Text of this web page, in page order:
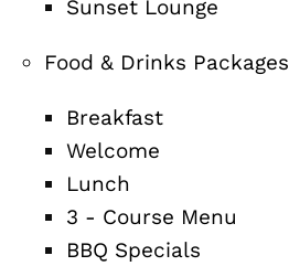
Sunset Lounge
Food & Drinks Packages
Breakfast
Welcome
Lunch
3 - Course Menu
BBQ Specials